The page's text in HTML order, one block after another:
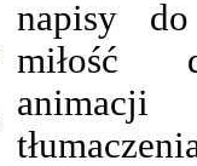
napisy
miłość